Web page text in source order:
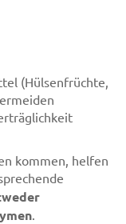
(Hülsenfrüchte,
kommen, helfen
.